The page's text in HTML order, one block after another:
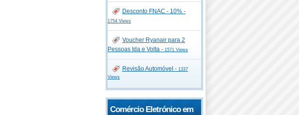
Desconto FNAC - 10% -
1754 Views
Voucher Ryanair para 2
Pessoas Ida e Volta - 1571 Views
Revisão Automóvel - 1337
Views
Comércio Eletrónico em